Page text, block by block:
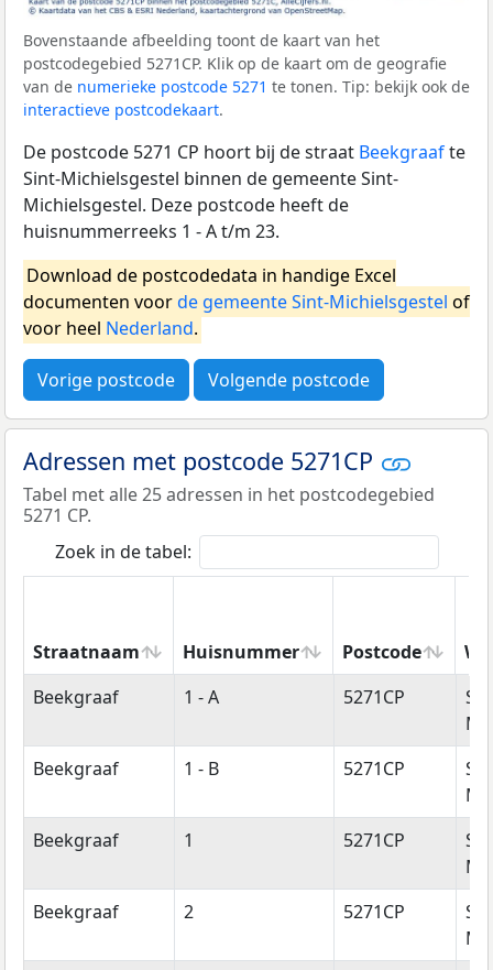
Bovenstaande afbeelding toont de kaart van het
postcodegebied 5271CP. Klik op de kaart om de geografie
van de numerieke postcode 5271 te tonen. Tip: bekijk ook de
interactieve postcodekaart.
De postcode 5271 CP hoort bij de straat Beekgraafte
Sint-Michielsgestel binnen de gemeente Sint-
Michielsgestel. Deze postcode heeft de
huisnummerreeks 1 - A t/m 23.
Download de postcodedata in handige Excel
documenten voorde gemeente Sint-Michielsgestel of
voor heel Nederland.
Vorige postcode Volgende postcode
Adressen met postcode 5271CP
Tabel met alle 25 adressen in het postcodegebied
5271 CP.
Zoek in de tabel:
Straatnaam Huisnummer Postcode
Straatnaam
Huisnummer Postcode
Beekgraaf 1 - A 5271CP
Beekgraaf
1 - B 5271CP
Beekgraaf
1 5271CP
Beekgraaf
2 5271CP